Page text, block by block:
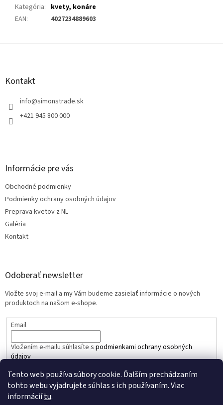
Tento web používa súbory cookie. Ďalším prechádzaním
tohto webu vyjadrujete súhlas s ich používaním. Viac
informáciítu.
Kategória: kvety, konáre
EAN: 4027234889603
Z
Kontakt
info@simonstrade.sk
+421 945 800 000
Informácie pre vás
Obchodné podmienky
Podmienky ochrany osobných údajov
Preprava kvetov z NL
Galéria
Kontakt
Odoberať newsletter
Vložte svoj e-mail a my Vám budeme zasielať informácie o nových
produktoch na našom e-shope.
Email
Vložením e-mailu súhlasíte s podmienkami ochrany osobných
údajov
PRIHLÁSIŤ SA